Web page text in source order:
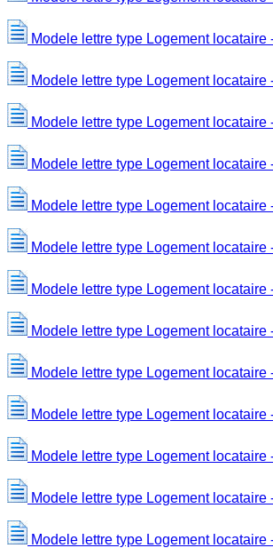
Modele lettre type Logement
Modele lettre type Logement
Modele lettre type Logement
Modele lettre type Logement
Modele lettre type Logement locataire
Modele lettre type Logement
Modele lettre type Logement
Modele lettre type Logement
Modele lettre type Logement
Modele lettre type Logement
Modele lettre type Logement
Modele lettre type Logement
Modele lettre type Logement